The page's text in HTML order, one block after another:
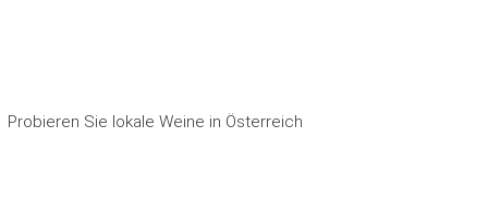
Probieren Sie lokale Weine in Österreich